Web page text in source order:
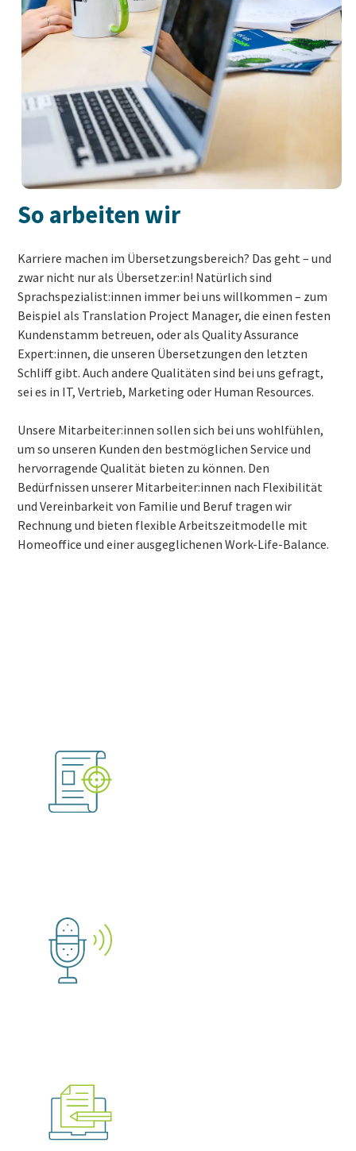
So arbeiten wir
Karriere machen im Übersetzungsbereich? Das geht – und
zwar nicht nur als Übersetzer:in! Natürlich sind
Sprachspezialist:innen immer bei uns willkommen – zum
Beispiel als Translation Project Manager, die einen festen
Kundenstamm betreuen, oder als Quality Assurance
Expert:innen, die unseren Übersetzungen den letzten
Schliff gibt. Auch andere Qualitäten sind bei uns gefragt,
sei es in IT, Vertrieb, Marketing oder Human Resources.
Unsere Mitarbeiter:innen sollen sich bei uns wohlfühlen,
um so unseren Kunden den bestmöglichen Service und
hervorragende Qualität bieten zu können. Den
Bedürfnissen unserer Mitarbeiter:innen nach Flexibilität
und Vereinbarkeit von Familie und Beruf tragen wir
Rechnung und bieten flexible Arbeitszeitmodelle mit
Homeoffice und einer ausgeglichenen Work-Life-Balance.